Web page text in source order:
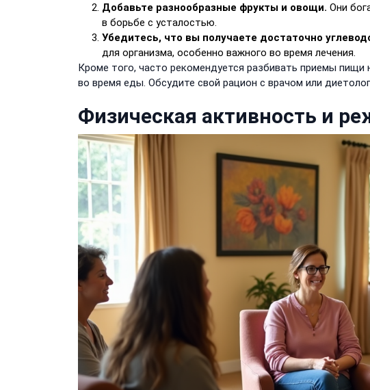
Добавьте разнообразные фрукты и овощи. Они
в борьбе с усталостью.
Убедитесь, что вы получаете достаточно
для организма, особенно важного во время лечения.
Кроме того, часто рекомендуется разбивать приемы
во время еды. Обсудите свой рацион с врачом или
Физическая активность и